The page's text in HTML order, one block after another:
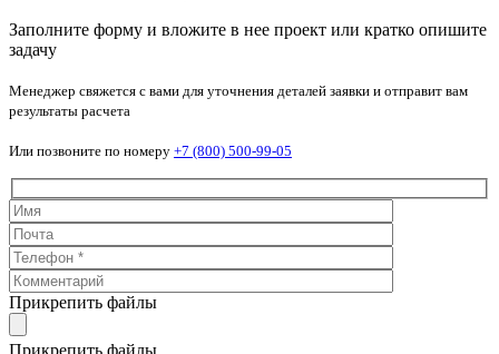
Заполните форму и вложите в нее проект или кратко опишите
задачу
Менеджер свяжется с вами для уточнения деталей заявки и отправит вам
результаты расчета
Или позвоните по номеру +7 (800) 500-99-05
Прикрепить файлы